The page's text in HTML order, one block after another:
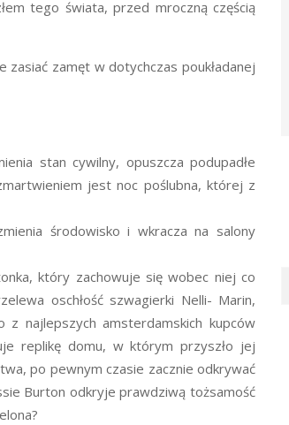
tego świata, przed mroczną częścią
zamęt w dotychczas poukładanej
stan cywilny, opuszcza podupadłe
jest noc poślubna, której z
środowisko i wkracza na salony
który zachowuje się wobec niej co
oschłość szwagierki Nelli- Marin,
najlepszych amsterdamskich kupców
replikę domu, w którym przyszło jej
po pewnym czasie zacznie odkrywać
Burton odkryje prawdziwą tożsamość